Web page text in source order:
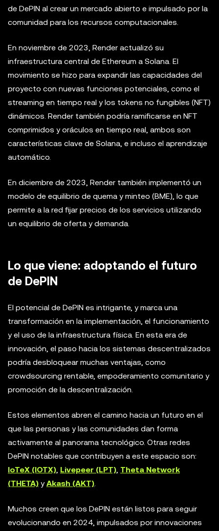
de DePIN al crear un mercado abierto e impulsado por la
comunidad para los recursos computacionales.
En noviembre de 2023, Render actualizó su
infraestructura central de Ethereum a Solana. El
movimiento se hizo para expandir las capacidades del
proyecto con nuevas funciones potenciales, como el
streaming en tiempo real y los tokens no fungibles (NFT)
dinámicos. Render también podría ramificarse en NFT
comprimidos y oráculos en tiempo real, ambos son
características clave de Solana, e incluso el aprendizaje
automático.
En diciembre de 2023, Render también implementó un
modelo de equilibrio de quema y minteo (BME), lo que
permite a la red fijar precios de los servicios utilizando
un equilibrio de oferta y demanda.
Lo que viene: adoptando el futuro
de DePIN
El potencial de DePIN es intrigante, y marca una
transformación en la implementación, el funcionamiento
y el uso de la infraestructura física. En esta era de
innovación, el paso hacia los sistemas descentralizados
podría desbloquear muchas ventajas, como
crowdsourcing rentable, empoderamiento comunitario y
promoción de la descentralización.
Estos elementos abren el camino hacia un futuro en el
que las personas y las comunidades dan forma
activamente al panorama tecnológico. Otras redes
DePIN notables que contribuyen a este espacio son:
IoTeX (IOTX), Livepeer (LPT), Theta Network
(THETA) yAkash (AKT).
Muchos creen que los DePIN están listos para seguir
evolucionando en 2024, impulsados por innovaciones